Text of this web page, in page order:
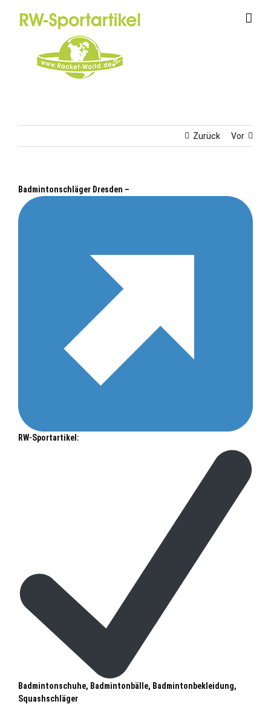
Zurück Vor
Badmintonschläger Dresden –
RW-Sportartikel:
Badmintonschuhe, Badmintonbälle, Badmintonbekleidung,
Squashschläger